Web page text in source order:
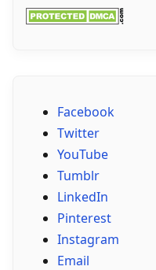
Facebook
Twitter
YouTube
Tumblr
LinkedIn
Pinterest
Instagram
Email